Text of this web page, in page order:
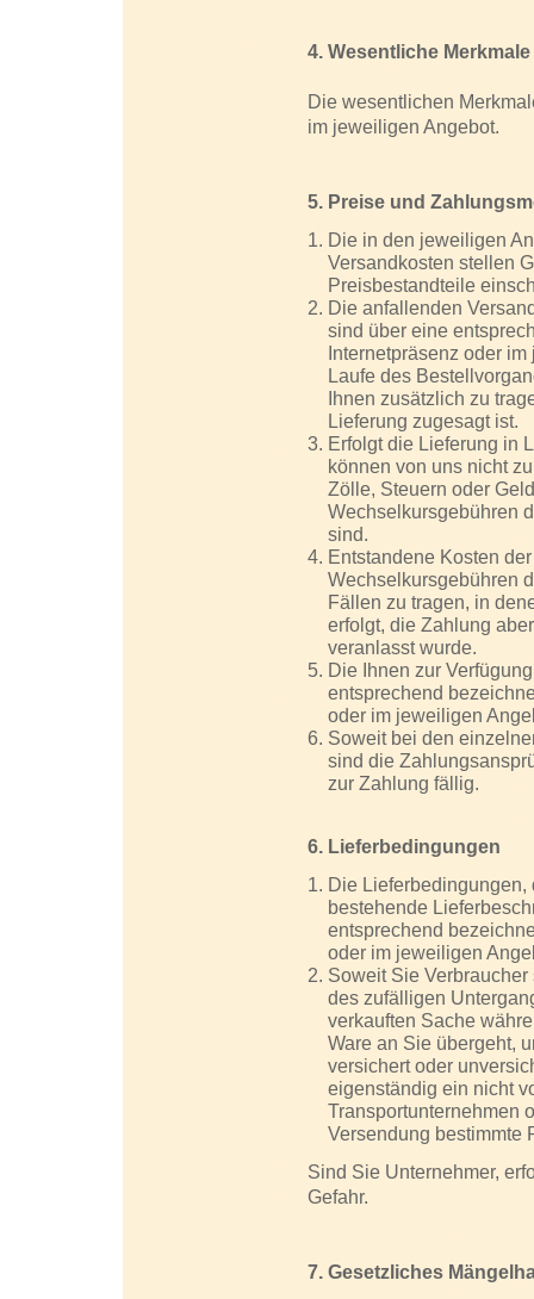
4. Wesentliche
Die wesentlichen
im jeweiligen Angebot.
5. Preise und
Die in den jeweiligen
Versandkosten stellen
Preisbestandteile
Die anfallenden
sind über eine
Internetpräsenz oder
Laufe des
Ihnen zusätzlich zu
Lieferung zugesagt ist.
Erfolgt die Lieferung in
können von uns nicht
Zölle, Steuern oder
Wechselkursgebühren
sind.
Entstandene Kosten
Wechselkursgebühren
Fällen zu tragen, in
erfolgt, die Zahlung
veranlasst wurde.
Die Ihnen zur
entsprechend
oder im jeweiligen
Soweit bei den
sind die
zur Zahlung fällig.
6. Lieferbedingungen
Die
bestehende
entsprechend
oder im jeweiligen
Soweit Sie
des zufälligen
verkauften Sache
Ware an Sie übergeht,
versichert oder
eigenständig ein nicht
Transportunternehmen
Versendung bestimmte
Sind Sie Unternehmer,
Gefahr.
7. Gesetzliches